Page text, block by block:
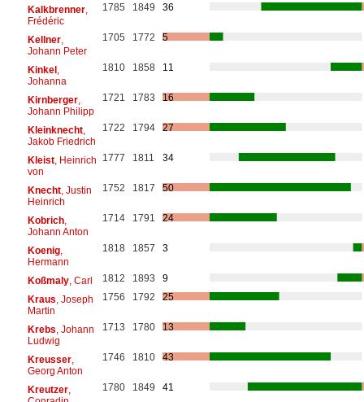
Kalkbrenner,
Frédéric
1785 1849 36
Kellner,
Johann Peter
1705 1772 5
Kinkel,
Johanna
1810 1858 11
Kirnberger,
Johann Philipp
1721 1783 16
Kleinknecht,
Jakob Friedrich
1722 1794 27
Kleist, Heinrich
von
1777 1811 34
Knecht, Justin
Heinrich
1752 1817 50
Kobrich,
Johann Anton
1714 1791 24
Koenig,
Hermann
1818 1857 3
Koßmaly, Carl 1812 1893
9
Kraus , Joseph
Martin
1756 1792 25
Krebs , Johann
Ludwig
1713 1780 13
Kreusser,
Georg Anton
1746 1810 43
Kreutzer,
1780 1849 41